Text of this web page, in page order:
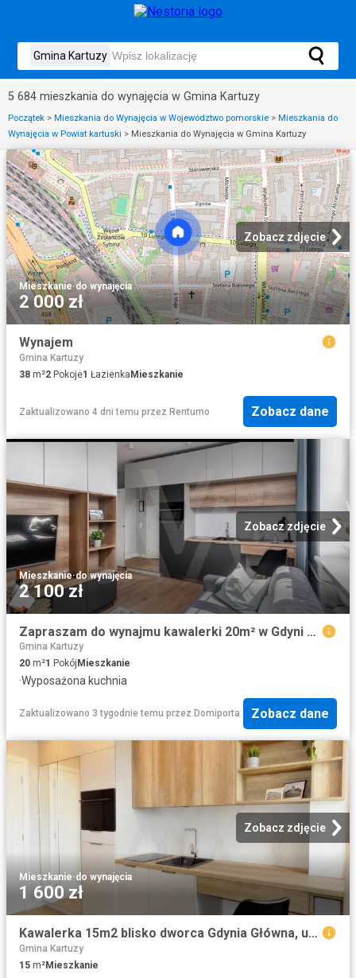
5 684 mieszkania do wynajęcia w Gmina Kartuzy
Początek > Mieszkania do Wynajęcia w Województwo pomorskie > Mieszkania do
Wynajęcia w Powiat kartuski > Mieszkania do Wynajęcia w Gmina Kartuzy
Zobacz zdjęcie
Mieszkanie·do wynajęcia
2 000 zł
Wynajem
Gmina Kartuzy
38 m²2 Pokoje1 ŁazienkaMieszkanie
Zaktualizowano 4 dni temu przez Rentumo Zobacz dane
Zobacz zdjęcie
Mieszkanie·do wynajęcia
2 100 zł
Zapraszam do wynajmu kawalerki 20m² w Gdyni Działki Leśne
Gmina Kartuzy
20 m²1 Pokój Mieszkanie
·Wyposażona kuchnia
Zaktualizowano 3 tygodnie temu przez Domiporta Zobacz dane
Zobacz zdjęcie
Mieszkanie·do wynajęcia
1 600 zł
Kawalerka 15m2 blisko dworca Gdynia Główna, umeblowana
Gmina Kartuzy
15 m²Mieszkanie